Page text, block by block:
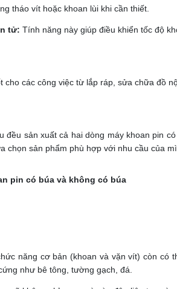
tháo vít hoặc khoan lùi khi cần thiết.
tử: Tính năng này giúp điều khiển tốc độ
các công việc từ lắp ráp, sửa chữa đồ
sản xuất cả hai dòng máy khoan pin
chọn sản phẩm phù hợp với nhu cầu của
pin có búa và không có búa
năng cơ bản (khoan và vặn vít) còn
như bê tông, tường gạch, đá.